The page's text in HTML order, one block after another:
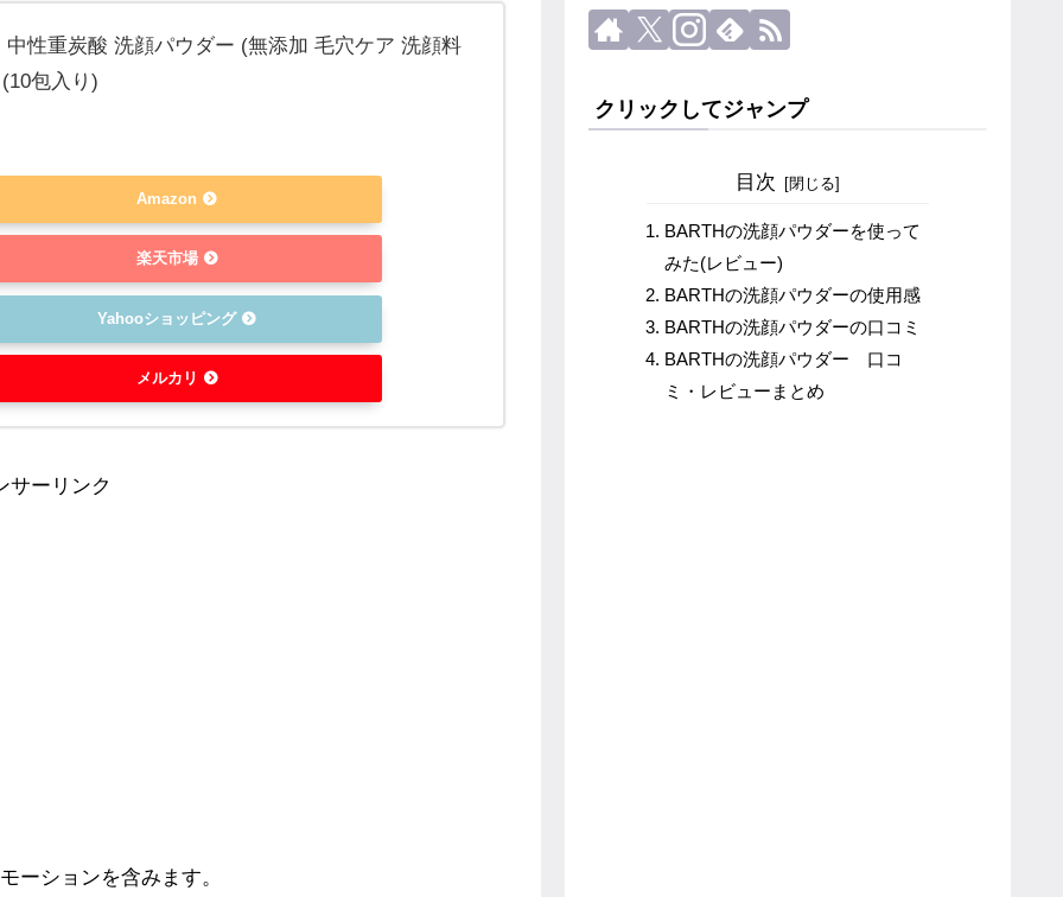
中性重炭酸 洗顔パウダー (無添加 毛穴ケア 洗顔料
包入り)
Amazon
楽天市場
Yahooショッピング
メルカリ
サーリンク
ーションを含みます。
クリックしてジャンプ
目次
BARTHの洗顔パウダーを使って
みた(レビュー)
BARTHの洗顔パウダーの使用感
BARTHの洗顔パウダーの口コミ
BARTHの洗顔パウダー 口コ
ミ・レビューまとめ